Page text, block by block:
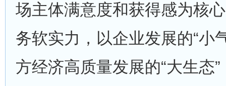
场主体满意度和获得感为核
务软实力，以企业发展的“小
方经济高质量发展的“大生态